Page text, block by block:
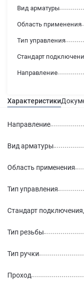
Направление
Вид арматуры
Область применения
Тип управления
Стандарт
Характеристики
Направление
Вид арматуры
Область применения
Тип управления
Стандарт
Тип резьбы
Тип ручки
Проход